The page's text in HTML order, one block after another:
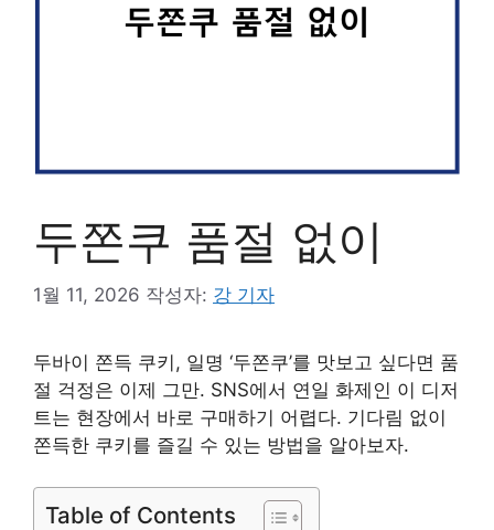
두쫀쿠 품절 없이
1월 11, 2026 작성자: 강 기자
두바이 쫀득 쿠키, 일명 ‘두쫀쿠’를 맛보고 싶다면 품
절 걱정은 이제 그만. SNS에서 연일 화제인 이 디저
트는 현장에서 바로 구매하기 어렵다. 기다림 없이
쫀득한 쿠키를 즐길 수 있는 방법을 알아보자.
Table of Contents